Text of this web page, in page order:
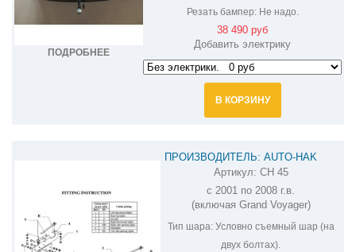
ПОДРОБНЕЕ
Резать бампер:Не надо.
38 490 руб
Добавить электрику
В КОРЗИНУ
ПРОИЗВОДИТЕЛЬ: AUTO-HAK
ФАРКОП НА CHRYSLER VOYAGER CH
45
Артикул: CH 45
с 2001 по 2008 г.в.
(включая Grand Voyager)
Тип шара:Условно съемный шар (на
двух болтах).